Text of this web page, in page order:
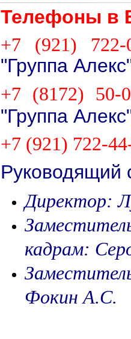
Телефоны в
+7 (921)
"Группа
+7 (8172) 50-
"Группа
+7 (921) 722-
Руководящий
Директор:
кадрам:
Фокин А.С.